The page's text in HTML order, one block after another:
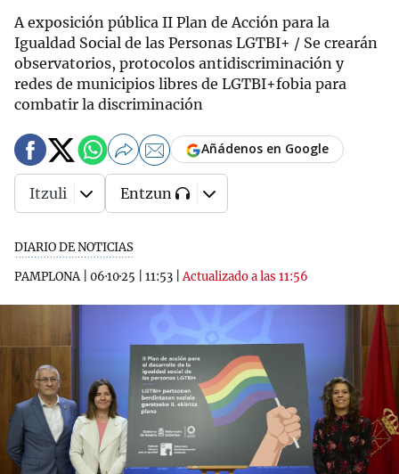
A exposición pública II Plan de Acción para la
Igualdad Social de las Personas LGTBI+ / Se crearán
observatorios, protocolos antidiscriminación y
redes de municipios libres de LGTBI+fobia para
combatir la discriminación
DIARIO DE NOTICIAS
PAMPLONA| 06·10·25 11:53 |Actualizado a las 11:56
Añádenos en Google
Itzuli Entzun